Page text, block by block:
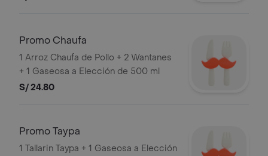
Promo Chaufa
1 Arroz Chaufa de Pollo + 2 Wantanes
+ 1 Gaseosa a Elección de 500 ml
S/ 24.80
Promo Taypa
1 Tallarin Taypa + 1 Gaseosa a Elección